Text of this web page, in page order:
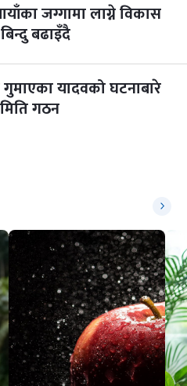
जग्गामा लाग्ने विकास
बढाइँदै
गुमाएका यादवको घटनाबारे
गठन